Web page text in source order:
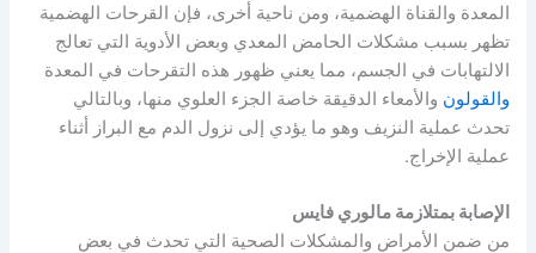
المعدة والقناة الهضمية، ومن ناحية أخرى، فإن القرحات الهضمية
تظهر بسبب مشكلات الحامض المعدي وبعض الأدوية التي تعالج
الالتهابات في الجسم، مما يعني ظهور هذه التقرحات في المعدة
والقولون والأمعاء الدقيقة خاصة الجزء العلوي منها، وبالتالي
تحدث عملية النزيف وهو ما يؤدي إلى نزول الدم مع البراز أثناء
عملية الإخراج.
الإصابة بمتلازمة مالوري فايس
من ضمن الأمراض والمشكلات الصحية التي تحدث في بعض